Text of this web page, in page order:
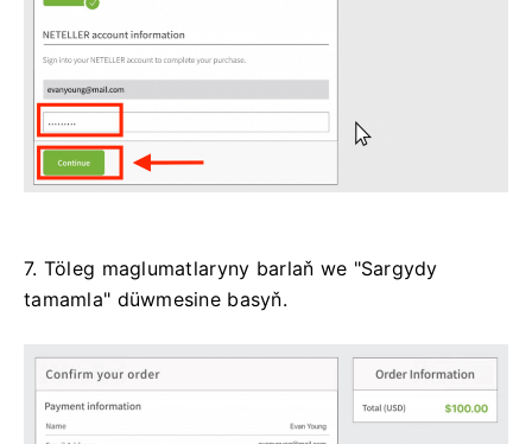
7. Töleg maglumatlaryny barlaň we "Sargydy
tamamla" düwmesine basyň.